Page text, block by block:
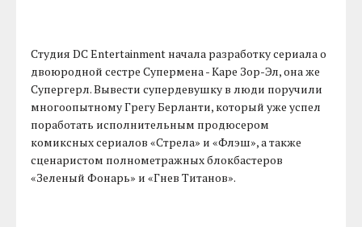
Студия DC Entertainment начала разработку сериала о
двоюродной сестре Супермена - Каре Зор-Эл, она же
Супергерл. Вывести супердевушку в люди поручили
многоопытному Грегу Берланти, который уже успел
поработать исполнительным продюсером
комиксных сериалов «Стрела» и «Флэш», а также
сценаристом полнометражных блокбастеров
«Зеленый Фонарь» и «Гнев Титанов».